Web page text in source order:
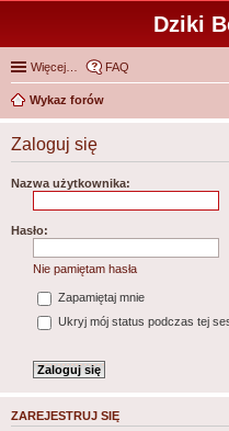
Dziki
Więcej… FAQ
Wykaz forów
Zaloguj się
Nazwa użytkownika:
Hasło:
Nie pamiętam hasła
Zapamiętaj mnie
Ukryj mój status podczas tej
ZAREJESTRUJ SIĘ